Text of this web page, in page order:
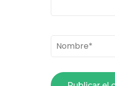
Nombre*